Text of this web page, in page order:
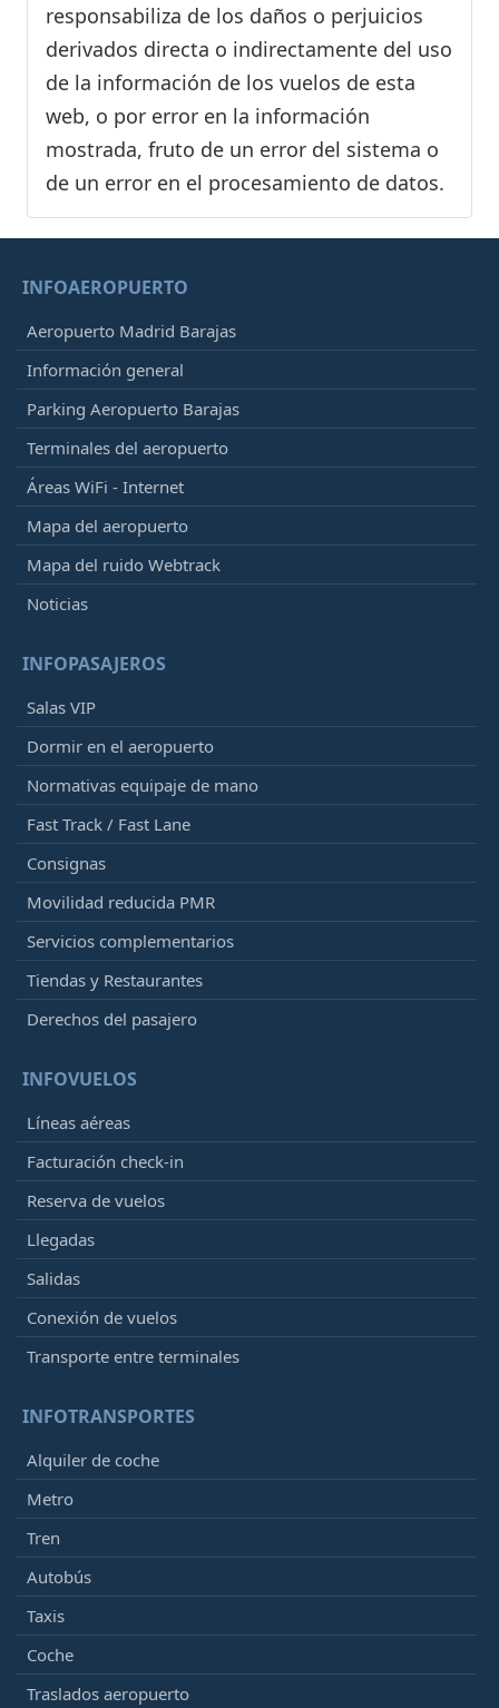
responsabiliza de los daños o perjuicios
derivados directa o indirectamente del uso
de la información de los vuelos de esta
web, o por error en la información
mostrada, fruto de un error del sistema o
de un error en el procesamiento de datos.
INFOAEROPUERTO
Aeropuerto Madrid Barajas
Información general
Parking Aeropuerto Barajas
Terminales del aeropuerto
Áreas WiFi - Internet
Mapa del aeropuerto
Mapa del ruido Webtrack
Noticias
INFOPASAJEROS
Salas VIP
Dormir en el aeropuerto
Normativas equipaje de mano
Fast Track / Fast Lane
Consignas
Movilidad reducida PMR
Servicios complementarios
Tiendas y Restaurantes
Derechos del pasajero
INFOVUELOS
Líneas aéreas
Facturación check-in
Reserva de vuelos
Llegadas
Salidas
Conexión de vuelos
Transporte entre terminales
INFOTRANSPORTES
Alquiler de coche
Metro
Tren
Autobús
Taxis
Coche
Traslados aeropuerto